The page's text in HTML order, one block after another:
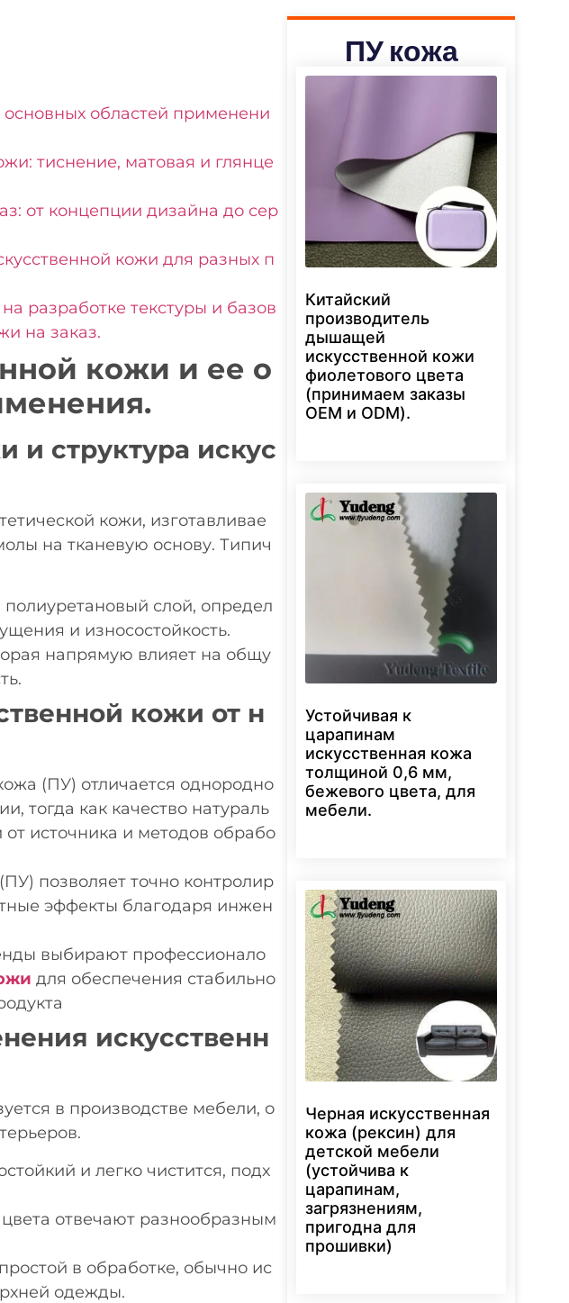
областей применени
тиснение, матовая и глянце
от концепции дизайна до сер
кожи для разных п
разработке текстуры и базов
на заказ.
кожи и ее о
и структура искус
кожи, изготавливае
на тканевую основу. Типич
слой, определ
и износостойкость.
напрямую влияет на общу
кожи от н
(ПУ) отличается однородно
тогда как качество натураль
источника и методов обрабо
позволяет точно контролир
эффекты благодаря инжен
выбирают профессионало
для обеспечения стабильно
искусственн
в производстве мебели, о
и легко чистится, подх
отвечают разнообразным
в обработке, обычно ис
одежды.
ПУ кожа
Китайский
производитель
дышащей
искусственной кожи
фиолетового цвета
(принимаем заказы
OEM и ODM).
Устойчивая к
царапинам
искусственная кожа
толщиной 0,6 мм,
бежевого цвета, для
мебели.
Черная искусственная
кожа (рексин) для
детской мебели
(устойчива к
царапинам,
загрязнениям,
пригодна для
прошивки)